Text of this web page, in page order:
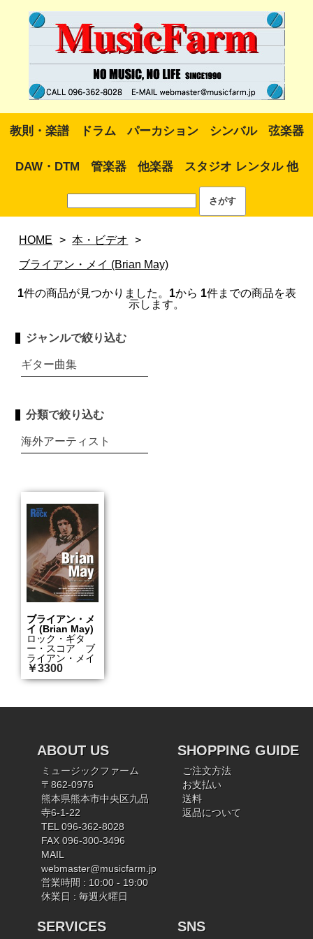
教則・楽譜 ドラム パーカション シンバル 弦楽器
DAW・DTM 管楽器 他楽器 スタジオ レンタル 他
HOME > 本・ビデオ >
ブライアン・メイ (Brian May)
1件の商品が見つかりました。 1から 1件までの商品を表
示します。
ジャンルで絞り込む
ギター曲集
分類で絞り込む
海外アーティスト
ブライアン・メ
イ (Brian May)
ロック・ギタ
ー・スコア ブ
ライアン・メイ
￥3300
ABOUT US
ミュージックファーム
〒862-0976
熊本県熊本市中央区九品
寺6-1-22
TEL 096-362-8028
FAX 096-300-3496
MAIL
webmaster@musicfarm.jp
営業時間 : 10:00 - 19:00
休業日 : 毎週火曜日
SHOPPING GUIDE
ご注文方法
お支払い
送料
返品について
SERVICES SNS